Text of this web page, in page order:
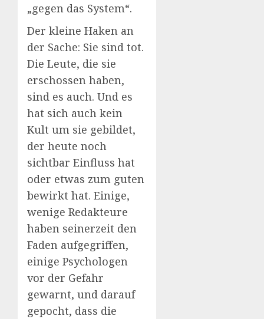
„gegen das System“.
Der kleine Haken an
der Sache: Sie sind tot.
Die Leute, die sie
erschossen haben,
sind es auch. Und es
hat sich auch kein
Kult um sie gebildet,
der heute noch
sichtbar Einfluss hat
oder etwas zum guten
bewirkt hat. Einige,
wenige Redakteure
haben seinerzeit den
Faden aufgegriffen,
einige Psychologen
vor der Gefahr
gewarnt, und darauf
gepocht, dass die